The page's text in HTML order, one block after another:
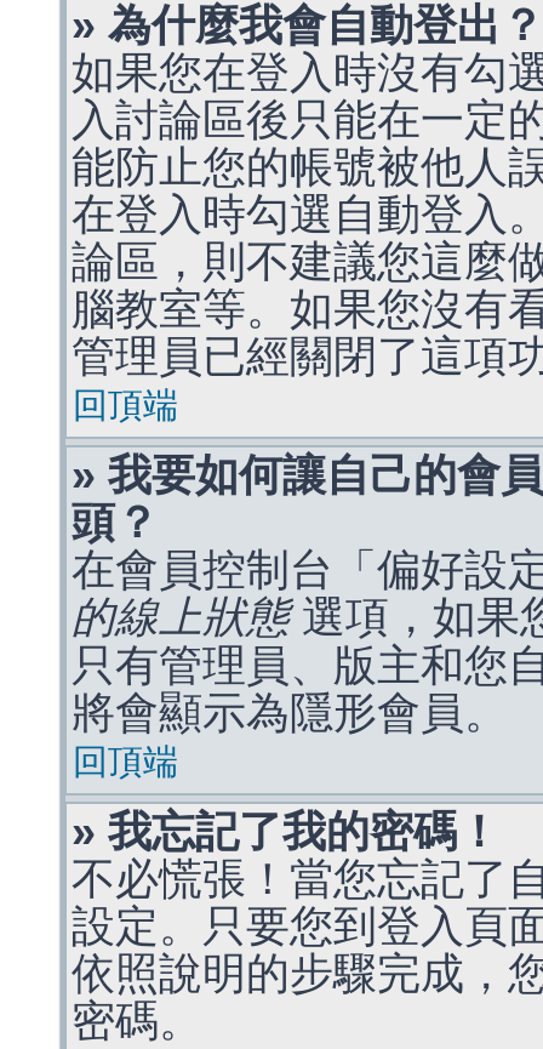
» 為什麼我會自動登出？
如果您在登入時沒有勾
入討論區後只能在一定
能防止您的帳號被他人
在登入時勾選自動登入
論區，則不建議您這麼
腦教室等。如果您沒有
管理員已經關閉了這項
回頂端
» 我要如何讓自己的會
頭？
在會員控制台「偏好設
的線上狀態選項，如果
只有管理員、版主和您
將會顯示為隱形會員。
回頂端
» 我忘記了我的密碼！
不必慌張！當您忘記了
設定。只要您到登入頁
依照說明的步驟完成，
密碼。